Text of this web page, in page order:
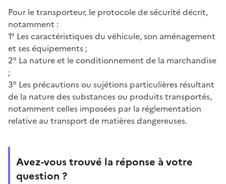
Pour le transporteur, le protocole de sécurité décrit,
notamment :
1° Les caractéristiques du véhicule, son aménagement
et ses équipements ;
2° La nature et le conditionnement de la marchandise
;
3° Les précautions ou sujétions particulières résultant
de la nature des substances ou produits transportés,
notamment celles imposées par la réglementation
relative au transport de matières dangereuses.
Avez-vous trouvé la réponse à votre
question ?